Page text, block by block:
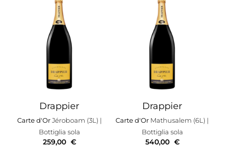
Drappier
Carte d'OrJéroboam (3L) |
Bottiglia sola
259,00 €
Drappier
Carte d'Or Mathusalem (6L) |
Bottiglia sola
540,00 €